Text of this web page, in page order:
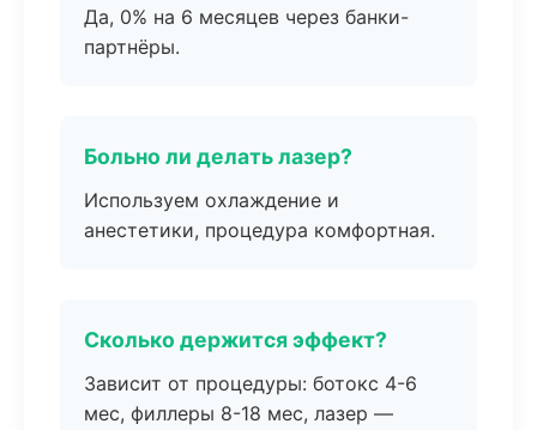
Да, 0% на 6 месяцев через банки-
партнёры.
Больно ли делать лазер?
Используем охлаждение и
анестетики, процедура комфортная.
Сколько держится эффект?
Зависит от процедуры: ботокс 4-6
мес, филлеры 8-18 мес, лазер —